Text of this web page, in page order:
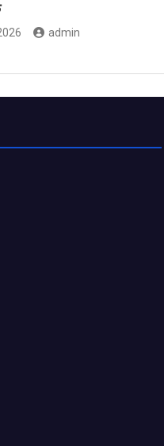
admin